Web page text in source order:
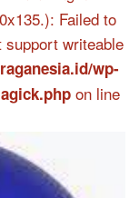
Failed to
support writeable
wp-
on line